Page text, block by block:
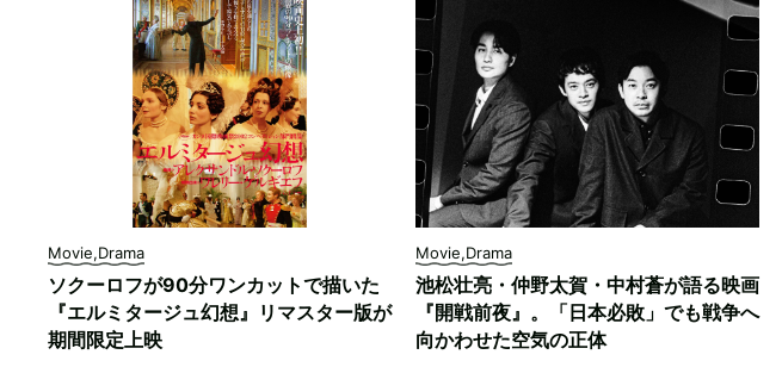
Movie,Drama
ソクーロフが90分ワンカットで描いた
『エルミタージュ幻想』リマスター版が
期間限定上映
Movie,Drama
池松壮亮・仲野太賀・中村蒼が語る映画
『開戦前夜』。「日本必敗」でも戦争へ
向かわせた空気の正体